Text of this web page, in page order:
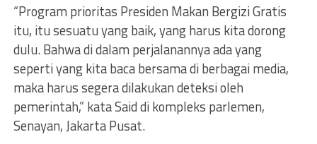
“Program prioritas Presiden Makan Bergizi Gratis
itu, itu sesuatu yang baik, yang harus kita dorong
dulu. Bahwa di dalam perjalanannya ada yang
seperti yang kita baca bersama di berbagai media,
maka harus segera dilakukan deteksi oleh
pemerintah,” kata Said di kompleks parlemen,
Senayan, Jakarta Pusat.